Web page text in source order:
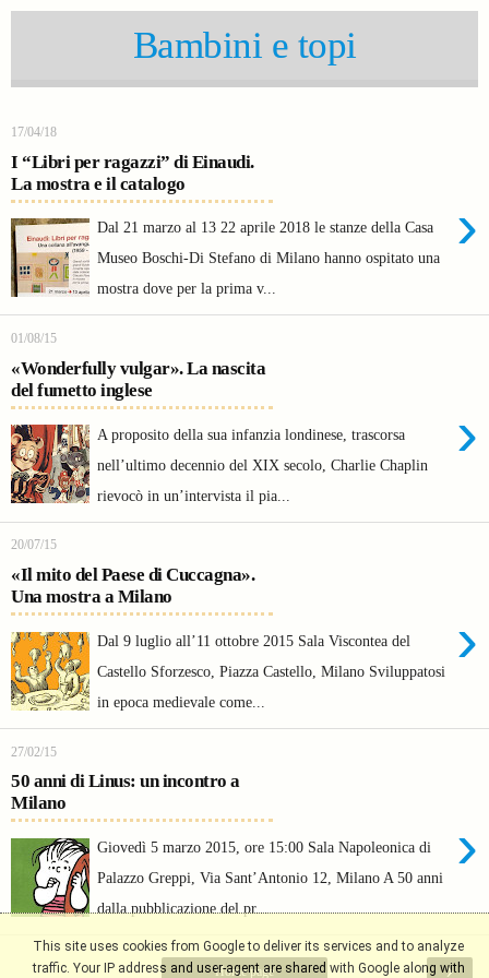
Bambini e topi
17/04/18
I “Libri per ragazzi” di Einaudi.
La mostra e il catalogo
›
Dal 21 marzo al 13 22 aprile 2018 le stanze della Casa
Museo Boschi-Di Stefano di Milano hanno ospitato una
mostra dove per la prima v...
01/08/15
«Wonderfully vulgar». La nascita
del fumetto inglese
›
A proposito della sua infanzia londinese, trascorsa
nell’ultimo decennio del XIX secolo, Charlie Chaplin
rievocò in un’intervista il pia...
20/07/15
«Il mito del Paese di Cuccagna».
Una mostra a Milano
›
Dal 9 luglio all’11 ottobre 2015 Sala Viscontea del
Castello Sforzesco, Piazza Castello, Milano Sviluppatosi
in epoca medievale come...
27/02/15
50 anni di Linus: un incontro a
Milano
›
Giovedì 5 marzo 2015, ore 15:00 Sala Napoleonica di
Palazzo Greppi, Via Sant’Antonio 12, Milano A 50 anni
dalla pubblicazione del pr...
›
Home page
This site uses cookies from Google to deliver its services and to analyze
traffic. Your IP address and user-agent are shared with Google along with